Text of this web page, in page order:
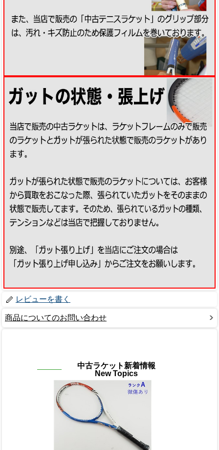
レビューを書く
商品についてのお問い合わせ
中古ラケット新着情報
New Topics